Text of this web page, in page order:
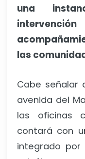
una
las
Cabe señalar
avenida del
las oficinas
contará con
integrado por